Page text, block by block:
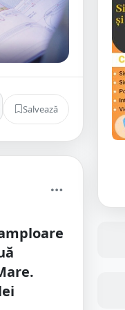
Salvează